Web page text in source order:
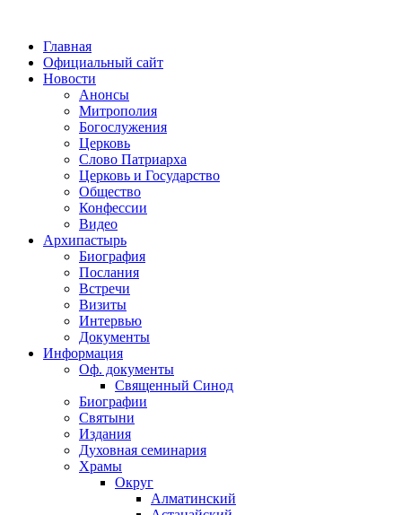
Главная
Официальный сайт
Новости
Анонсы
Митрополия
Богослужения
Церковь
Слово Патриарха
Церковь и Государство
Общество
Конфессии
Видео
Архипастырь
Биография
Послания
Встречи
Визиты
Интервью
Документы
Информация
Оф. документы
Священный Синод
Биографии
Святыни
Издания
Духовная семинария
Храмы
Округ
Алматинский